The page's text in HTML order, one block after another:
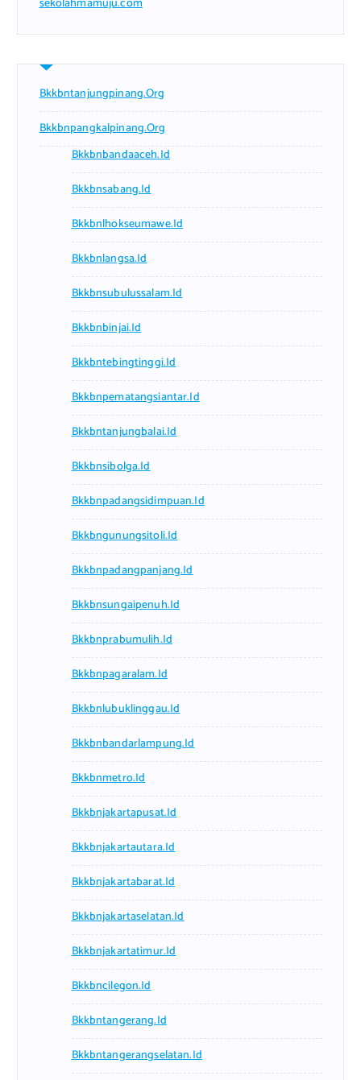
Bkkbntanjungpinang.org
Bkkbnpangkalpinang.org
Bkkbnbandaaceh.id
Bkkbnsabang.id
Bkkbnlhokseumawe.id
Bkkbnlangsa.id
Bkkbnsubulussalam.id
Bkkbnbinjai.id
Bkkbntebingtinggi.id
Bkkbnpematangsiantar.id
Bkkbntanjungbalai.id
Bkkbnsibolga.id
Bkkbnpadangsidimpuan.id
Bkkbngunungsitoli.id
Bkkbnpadangpanjang.id
Bkkbnsungaipenuh.id
Bkkbnprabumulih.id
Bkkbnpagaralam.id
Bkkbnlubuklinggau.id
Bkkbnbandarlampung.id
Bkkbnmetro.id
Bkkbnjakartapusat.id
Bkkbnjakartautara.id
Bkkbnjakartabarat.id
Bkkbnjakartaselatan.id
Bkkbnjakartatimur.id
Bkkbncilegon.id
Bkkbntangerang.id
Bkkbntangerangselatan.id